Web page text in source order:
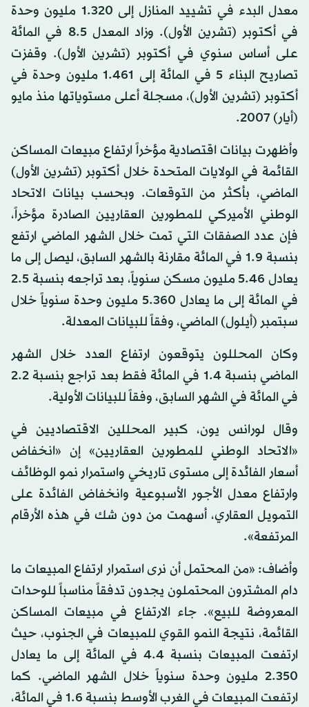
معدل البدء في تشييد المنازل إلى 1.320 مليون وحدة
في أكتوبر (تشرين الأول). وزاد المعدل 8.5 في المائة
على أساس سنوي في أكتوبر (تشرين الأول). وقفزت
تصاريح البناء 5 في المائة إلى 1.461 مليون وحدة في
أكتوبر (تشرين الأول)، مسجلة أعلى مستوياتها منذ مايو
(أيار) 2007.
وأظهرت بيانات اقتصادية مؤخراً ارتفاع مبيعات المساكن
القائمة في الولايات المتحدة خلال أكتوبر (تشرين الأول)
الماضي، بأكثر من التوقعات. وبحسب بيانات الاتحاد
الوطني الأميركي للمطورين العقاريين الصادرة مؤخراً،
فإن عدد الصفقات التي تمت خلال الشهر الماضي ارتفع
بنسبة 1.9 في المائة مقارنة بالشهر السابق، ليصل إلى ما
يعادل 5.46 مليون مسكن سنوياً، بعد تراجعه بنسبة 2.5
في المائة إلى ما يعادل 5.360 مليون وحدة سنوياً خلال
سبتمبر (أيلول) الماضي، وفقاً للبيانات المعدلة.
وكان المحللون يتوقعون ارتفاع العدد خلال الشهر
الماضي بنسبة 1.4 في المائة فقط بعد تراجع بنسبة 2.2
في المائة في الشهر السابق، وفقاً للبيانات الأولية.
وقال لورانس يون، كبير المحللين الاقتصاديين في
«الاتحاد الوطني للمطورين العقاريين» إن «انخفاض
أسعار الفائدة إلى مستوى تاريخي واستمرار نمو الوظائف
وارتفاع معدل الأجور الأسبوعية وانخفاض الفائدة على
التمويل العقاري، أسهمت من دون شك في هذه الأرقام
المرتفعة».
وأضاف: «من المحتمل أن نرى استمرار ارتفاع المبيعات ما
دام المشترون المحتملون يجدون تدفقاً مناسباً للوحدات
المعروضة للبيع». جاء الارتفاع في مبيعات المساكن
القائمة، نتيجة النمو القوي للمبيعات في الجنوب، حيث
ارتفعت المبيعات بنسبة 4.4 في المائة إلى ما يعادل
2.350 مليون وحدة سنوياً خلال الشهر الماضي. كما
ارتفعت المبيعات في الغرب الأوسط بنسبة 1.6 في المائة،